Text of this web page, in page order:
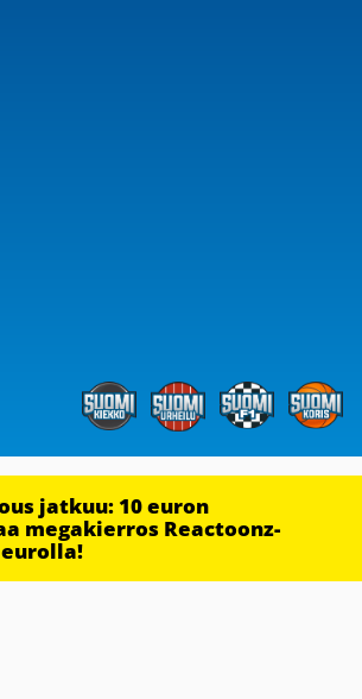
jatkuu: 10 euron
megakierros Reactoonz-